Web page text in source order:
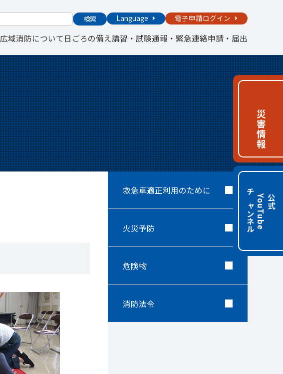
検索 Language 電子申請ログイン
広域消防について日ごろの備え講習・試験通報・緊急連絡申請・届出
災害情報
公
式
Y
o
u
T
u
b
e
チャンネル
救急車適正利用のために
火災予防
危険物
消防法令